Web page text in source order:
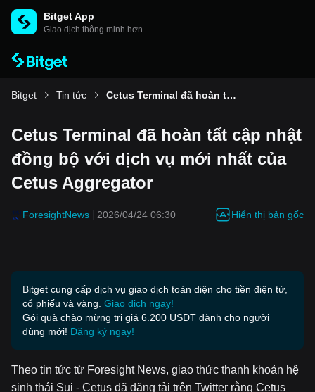
Bitget App
Giao dịch thông minh hơn
Bitget Tin tức Cetus Terminal đã hoàn tất cập nhật đồng bộ với dịch vụ mới nhất của Cetus Aggregator
Cetus Terminal đã hoàn tất cập nhật
đồng bộ với dịch vụ mới nhất của
Cetus Aggregator
ForesightNews 2026/04/24 06:30 Hiển thị bản gốc
Bitget cung cấp dịch vụ giao dịch toàn diện cho tiền điện tử,
cổ phiếu và vàng. Giao dịch ngay!
Gói quà chào mừng trị giá 6.200 USDT dành cho người
dùng mới! Đăng ký ngay!
Theo tin tức từ Foresight News, giao thức thanh khoản hệ
sinh thái Sui - Cetus đã đăng tải trên Twitter rằng Cetus